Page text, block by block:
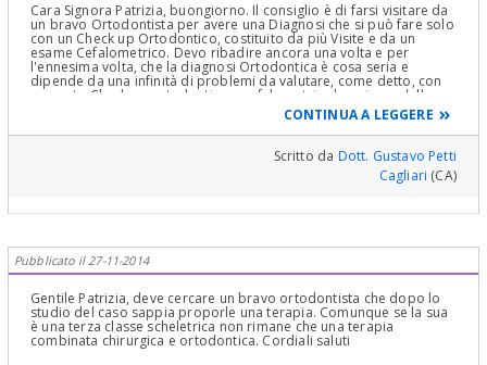
Cara Signora Patrizia, buongiorno. Il consiglio è di farsi visitare da
un bravo Ortodontista per avere una Diagnosi che si può fare solo
con un Check up Ortodontico, costituito da più Visite e da un
esame Cefalometrico. Devo ribadire ancora una volta e per
l'ennesima volta, che la diagnosi Ortodontica è cosa seria e
dipende da una infinità di problemi da valutare, come detto, con
accurato Check up ortodontico e cefalometria che misura delle
semirette che individuano dei piani e degli angoli in base a cui si fa
una diagnosi e si prospetta una terapia ortodontica e che è
compreso in più visite, rilievi di dati e soprattutto uno studio a
"tavolino" dei problemi da correggere; è come una progettazione
matematica di una espressione, di un problema che la cui
soluzione è in una sequenza di espressioni , numeri e dati e,
Studio Ortodontici, Fotografie del profilo e di Fronte in rapporto
1:1 e ovviamente una Visita Clinica Gnatologica a completamento
di quella Ortodontica già descritta! Bisogna valutare il "discorso
miofunzionale e di postura della lingua" e sappia che le valutazioni
da fare sono molto più complesse di quanto creda. Oggi esistono
esami elettromiografici di superficie per l'analisi funzionale e non
solo morfologica che misurano le attività elettromiografiche in
occlusione centrica con contrazione di gruppi muscolari specifici
CONTINUA A LEGGERE
Scritto da Dott. Gustavo Petti
Cagliari (CA)
Pubblicato il 27-11-2014
Gentile Patrizia, deve cercare un bravo ortodontista che dopo lo
studio del caso sappia proporle una terapia. Comunque se la sua
è una terza classe scheletrica non rimane che una terapia
combinata chirurgica e ortodontica. Cordiali saluti